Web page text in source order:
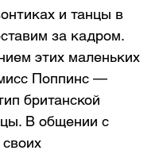
и танцы в
за кадром.
этих маленьких
Поппинс —
британской
В общении с